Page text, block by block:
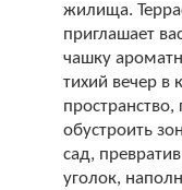
жилища.
приглашает
чашку
тихий вечер в
обустроить
сад,
уголок,